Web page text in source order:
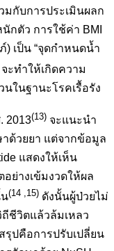
มกับการประเมินผลก
กตัว การใช้ค่า BMI
เป็น “จุดกำหนดน้ำ
ะทำให้เกิดความ
ในฐานะโรคเรื้อรัง
2013(13) จะแนะนำ
ด้วยยา แต่จากข้อมูล
แสดงให้เห็น
ย่างเข้มงวดให้ผล
น(14 ,15) ดังนั้นผู้ป่วยไม่
ชีวิตแล้วล้มเหลว
รุปคือการปรับเปลี่ยน